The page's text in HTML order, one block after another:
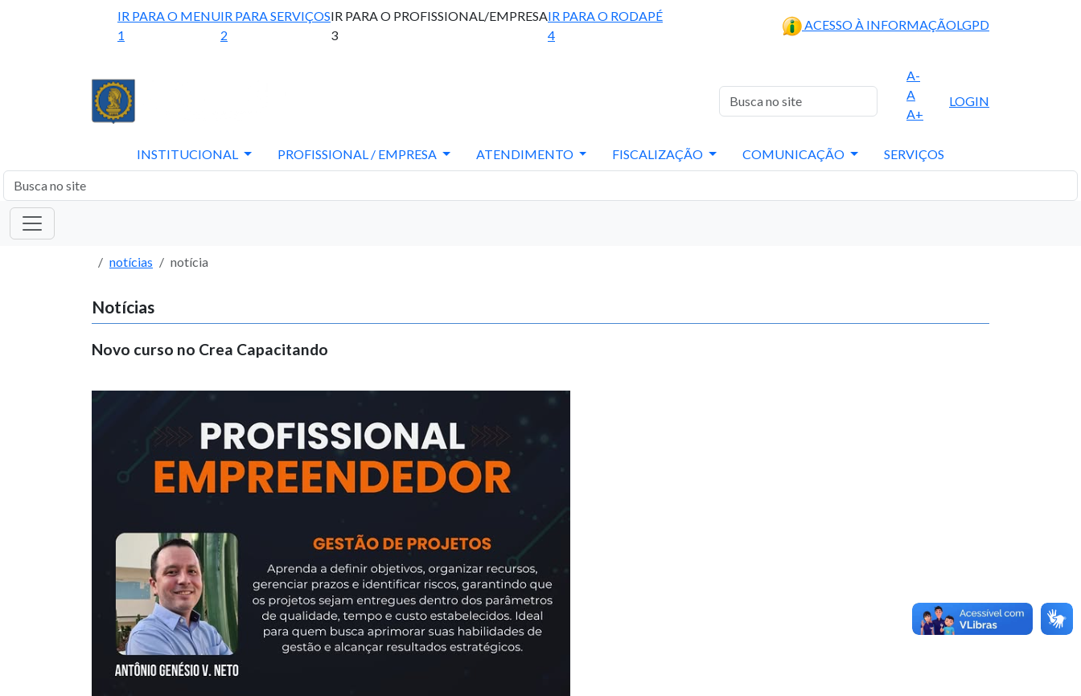
IR PARA O MENU
1
IR PARA SERVIÇOS
2
IR PARA O PROFISSIONAL/EMPRESA
3
IR PARA O RODAPÉ
4
ACESSO À INFORMAÇÃOLGPD
A-
A
A+
LOGIN
INSTITUCIONAL PROFISSIONAL / EMPRESA ATENDIMENTO FISCALIZAÇÃO COMUNICAÇÃO SERVIÇOS
notícias notícia
Notícias
Novo curso no Crea Capacitando